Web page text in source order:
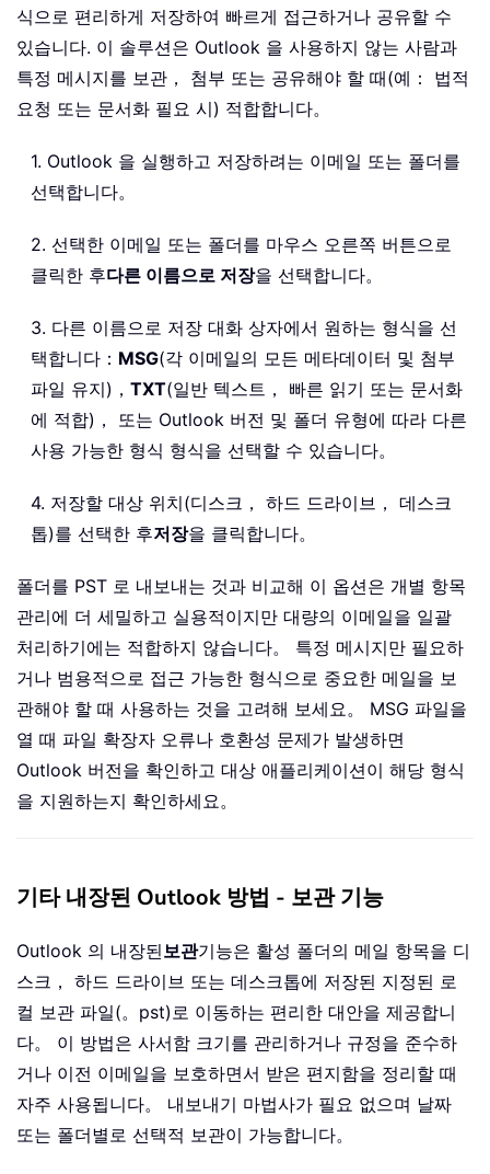
식으로 편리하게 저장하여 빠르게 접근하거나 공유할 수
있습니다. 이 솔루션은 Outlook 을 사용하지 않는 사람과
특정 메시지를 보관， 첨부 또는 공유해야 할 때(예： 법적
요청 또는 문서화 필요 시) 적합합니다。
1. Outlook 을 실행하고 저장하려는 이메일 또는 폴더를
선택합니다。
2. 선택한 이메일 또는 폴더를 마우스 오른쪽 버튼으로
클릭한 후다른 이름으로 저장을 선택합니다。
3. 다른 이름으로 저장 대화 상자에서 원하는 형식을 선
택합니다： MSG(각 이메일의 모든 메타데이터 및 첨부
파일 유지)， TXT(일반 텍스트， 빠른 읽기 또는 문서화
에 적합)， 또는 Outlook 버전 및 폴더 유형에 따라 다른
사용 가능한 형식 형식을 선택할 수 있습니다。
4. 저장할 대상 위치(디스크， 하드 드라이브， 데스크
톱)를 선택한 후저장을 클릭합니다。
폴더를 PST 로 내보내는 것과 비교해 이 옵션은 개별 항목
관리에 더 세밀하고 실용적이지만 대량의 이메일을 일괄
처리하기에는 적합하지 않습니다。 특정 메시지만 필요하
거나 범용적으로 접근 가능한 형식으로 중요한 메일을 보
관해야 할 때 사용하는 것을 고려해 보세요。 MSG 파일을
열 때 파일 확장자 오류나 호환성 문제가 발생하면
Outlook 버전을 확인하고 대상 애플리케이션이 해당 형식
을 지원하는지 확인하세요。
기타 내장된 Outlook 방법 - 보관 기능
Outlook 의 내장된보관기능은 활성 폴더의 메일 항목을 디
스크， 하드 드라이브 또는 데스크톱에 저장된 지정된 로
컬 보관 파일(。pst)로 이동하는 편리한 대안을 제공합니
다。 이 방법은 사서함 크기를 관리하거나 규정을 준수하
거나 이전 이메일을 보호하면서 받은 편지함을 정리할 때
자주 사용됩니다。 내보내기 마법사가 필요 없으며 날짜
또는 폴더별로 선택적 보관이 가능합니다。